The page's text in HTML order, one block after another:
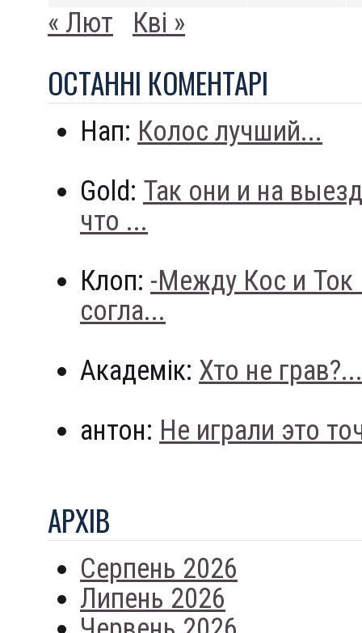
« Лют Кві »
ОСТАННI КОМЕНТАРI
Нап: Колос лучший...
Gold: Так они и на
что ...
Клоп: -Между Кос и
согла...
Академік: Хто не грав?...
антон: Не играли это
АРХIВ
Серпень 2026
Липень 2026